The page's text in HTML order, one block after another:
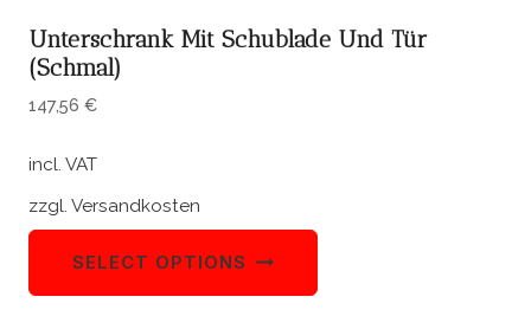
Unterschrank Mit Schublade Und Tür
(schmal)
147,56 €
incl. VAT
zzgl. Versandkosten
SELECT OPTIONS